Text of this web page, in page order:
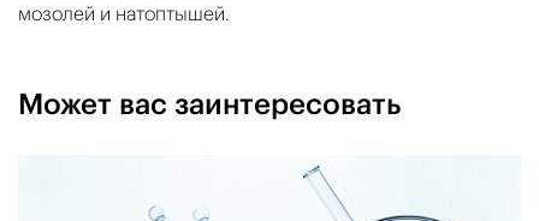
мозолей и натоптышей.
Может вас заинтересовать